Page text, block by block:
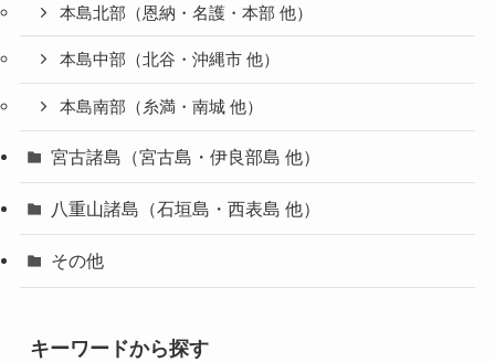
本島北部（恩納・名護・本部 他）
本島中部（北谷・沖縄市 他）
本島南部（糸満・南城 他）
宮古諸島（宮古島・伊良部島 他）
八重山諸島（石垣島・西表島 他）
その他
キーワードから探す